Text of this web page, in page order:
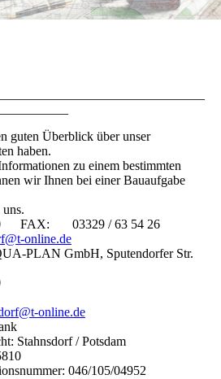
guten Überblick über unser
haben.
zu einem bestimmten
wir Ihnen bei einer Bauaufgabe
0 FAX: 03329 / 63 54 26
online.de
PLAN GmbH, Sputendorfer Str.
online.de
Stahnsdorf / Potsdam
046/105/04952